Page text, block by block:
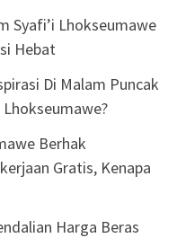
Syafi’i Lhokseumawe
Hebat
Di Malam Puncak
Lhokseumawe?
Berhak
Gratis, Kenapa
Harga Beras